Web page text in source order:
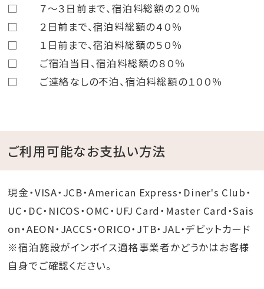
□ ７～３日前まで、宿泊料総額の２０％
□ ２日前まで、宿泊料総額の４０％
□ １日前まで、宿泊料総額の５０％
□ ご宿泊当日、宿泊料総額の８０％
□ ご連絡なしの不泊、宿泊料総額の１００％
ご利用可能なお支払い方法
現金・VISA・JCB・American Express・Diner's Club・
UC・DC・NICOS・OMC・UFJ Card・Master Card・Sais
on・AEON・JACCS・ORICO・JTB・JAL・デビットカード
※宿泊施設がインボイス適格事業者かどうかはお客様
自身でご確認ください。